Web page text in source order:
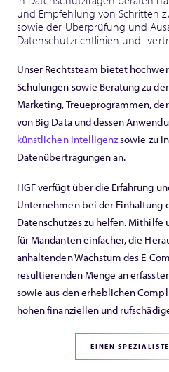
und Empfehlung von Schritten
sowie der Überprüfung und
Datenschutzrichtlinien und -
Unser Rechtsteam bietet
Schulungen sowie Beratung zu
Marketing, Treueprogrammen,
von Big Data und dessen
künstlichen Intelligenzsowie zu
Datenübertragungen an.
HGF verfügt über die Erfahrung
Unternehmen bei der Einhaltung
Datenschutzes zu helfen. Mithilfe
für Mandanten einfacher, die
anhaltenden Wachstum des E-
resultierenden Menge an
sowie aus den erheblichen
hohen finanziellen und
EINEN